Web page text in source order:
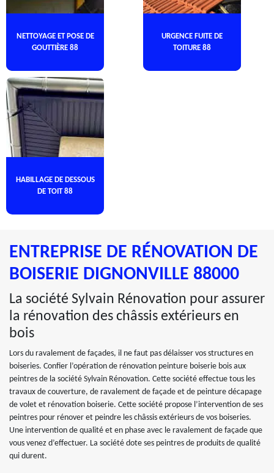
NETTOYAGE ET POSE DE
GOUTTIÈRE 88
URGENCE FUITE DE
TOITURE 88
HABILLAGE DE DESSOUS
DE TOIT 88
ENTREPRISE DE RÉNOVATION DE
BOISERIE DIGNONVILLE 88000
La société Sylvain Rénovation pour assurer
la rénovation des châssis extérieurs en
bois
Lors du ravalement de façades, il ne faut pas délaisser vos structures en
boiseries. Confier l’opération de rénovation peinture boiserie bois aux
peintres de la société Sylvain Rénovation. Cette société effectue tous les
travaux de couverture, de ravalement de façade et de peinture décapage
de volet et rénovation boiserie. Cette société propose l’intervention de ses
peintres pour rénover et peindre les châssis extérieurs de vos boiseries.
Une intervention de qualité et en phase avec le ravalement de façade que
vous venez d’effectuer. La société dote ses peintres de produits de qualité
qui durent.